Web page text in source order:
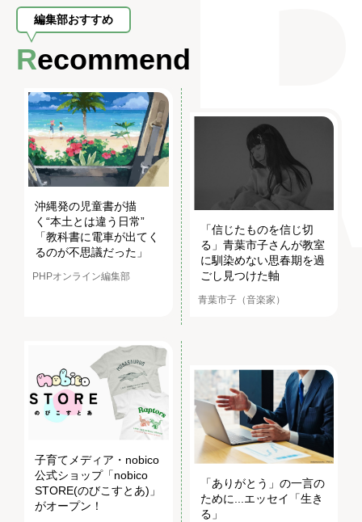
編集部おすすめ
Recommend
沖縄発の児童書が描
く“本土とは違う日常”
「教科書に電車が出てく
るのが不思議だった」
PHPオンライン編集部
「信じたものを信じ切
る」青葉市子さんが教室
に馴染めない思春期を過
ごし見つけた軸
青葉市子（音楽家）
子育てメディア・nobico
公式ショップ「nobico
STORE(のびこすとあ)」
がオープン！
「ありがとう」の一言の
ために...エッセイ「生き
る」